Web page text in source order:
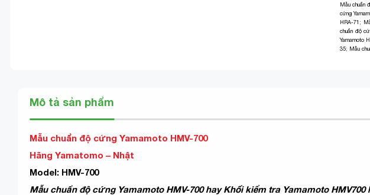
Mẫu chuẩn
cứng
HRA-71 ;
chuẩn độ
Yamamoto
35; Mẫu
Mô tả sản phẩm
Mẫu chuẩn độ cứng Yamamoto HMV-700
Hãng Yamatomo – Nhật
Model: HMV-700
Mẫu chuẩn độ cứng Yamamoto HMV-700 hay Khối kiểm tra Yamamoto